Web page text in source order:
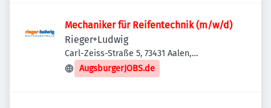
Mechaniker für Reifentechnik (m/w/d)
Rieger+Ludwig
Carl-Zeiss-Straße 5, 73431 Aalen,
Deutschland
AugsburgerJOBS.de